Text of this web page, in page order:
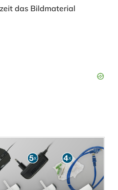
das Bildmaterial